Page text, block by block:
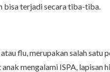
bisa terjadi secara tiba-tiba.
flu, merupakan salah satu
mengalami ISPA, lapisan